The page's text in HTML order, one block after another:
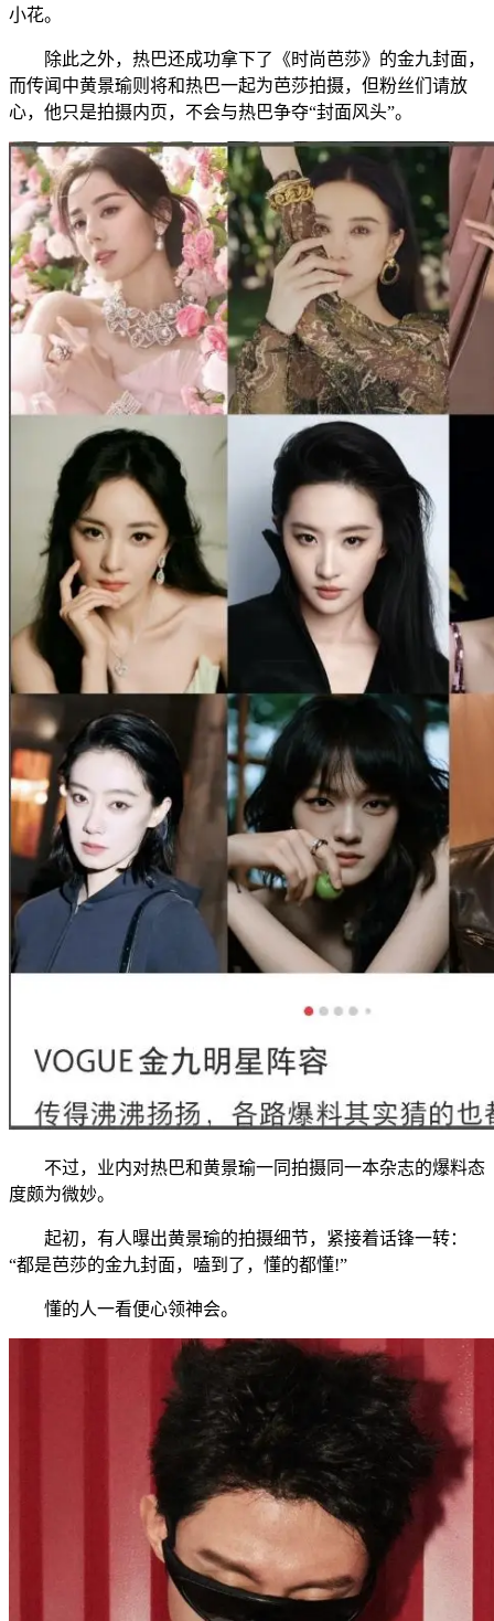
小花。
除此之外，热巴还成功拿下了《时尚芭莎》的金九封面，
而传闻中黄景瑜则将和热巴一起为芭莎拍摄，但粉丝们请放
心，他只是拍摄内页，不会与热巴争夺“封面风头”。
不过，业内对热巴和黄景瑜一同拍摄同一本杂志的爆料态
度颇为微妙。
起初，有人曝出黄景瑜的拍摄细节，紧接着话锋一转：
“都是芭莎的金九封面，嗑到了，懂的都懂!”
懂的人一看便心领神会。